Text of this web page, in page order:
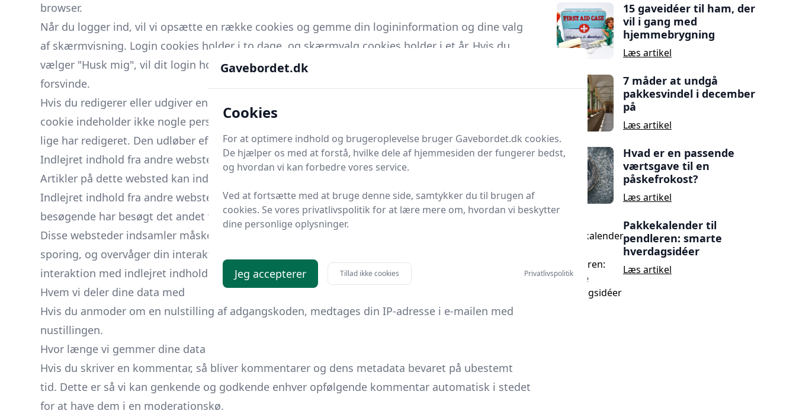
browser.
Når du logger ind, vil vi opsætte en række cookies og gemme din logininformation og dine valg
af skærmvisning. Login cookies holder i to dage, og skærmvalg cookies holder i et år. Hvis du
vælger "Husk mig", vil dit login holde i to uger. Hvis du logger ud af din konto, vil login cookierne
forsvinde.
Hvis du redigerer eller udgiver en artikel, vil en yderligere cookie blive gemt i din browser. Denne
cookie indeholder ikke nogle personlige data og opgiver simpelthen indlægsID på den artikel, du
lige har redigeret. Den udløber efter 1 dag.
Indlejret indhold fra andre websteder
Artikler på dette websted kan indeholde indlejret indhold (f.eks. videoer, billeder, artikler osv.).
Indlejret indhold fra andre websteder opfører sig på nøjagtig samme måde, som hvis den
besøgende har besøgt det andet websted.
Disse websteder indsamler måske data om dig, bruger cookies, indlejrer ekstra tredjeparts
sporing, og overvåger din interaktion med dette indlejrede indhold, heriblandt at spore din
interaktion med indlejret indhold, hvis du har en konto og en logget ind på det websted.
Hvem vi deler dine data med
Hvis du anmoder om en nulstilling af adgangskoden, medtages din IP-adresse i e-mailen med
nustillingen.
Hvor længe vi gemmer dine data
Hvis du skriver en kommentar, så bliver kommentarer og dens metadata bevaret på ubestemt
tid. Dette er så vi kan genkende og godkende enhver opfølgende kommentar automatisk i stedet
for at have dem i en moderationskø.
15 gaveidéer til ham, der
vil i gang med
hjemmebrygning
Læs artikel
7 måder at undgå
pakkesvindel i december
på
Læs artikel
Hvad er en passende
værtsgave til en
påskefrokost?
Læs artikel
Pakkekalender til
pendleren: smarte
hverdagsidéer
Læs artikel
Gavebordet.dk
Cookies
For at optimere indhold og brugeroplevelse bruger Gavebordet.dk cookies.
De hjælper os med at forstå, hvilke dele af hjemmesiden der fungerer bedst,
og hvordan vi kan forbedre vores service.
Ved at fortsætte med at bruge denne side, samtykker du til brugen af
cookies. Se vores privatlivspolitik for at lære mere om, hvordan vi beskytter
dine personlige oplysninger.
Jeg accepterer Tillad ikke cookies Privatlivspolitik